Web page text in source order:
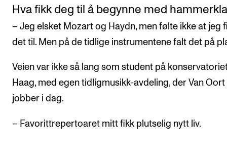
Hva fikk deg til å begynne med
– Jeg elsket Mozart og Haydn, men følte ikke at jeg
det til. Men på de tidlige instrumentene falt det på
Veien var ikke så lang som student på
Haag, med egen tidligmusikk-avdeling, der Van
jobber i dag.
– Favorittrepertoaret mitt fikk plutselig nytt liv.